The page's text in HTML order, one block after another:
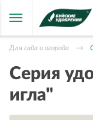
Для сада и огорода
Серия
игла"